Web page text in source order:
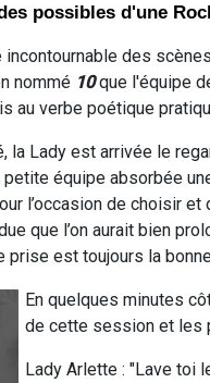
possibles d'une
des
nommé 10que l'équipe
au verbe poétique
la Lady est arrivée le
équipe absorbée
l’occasion de choisir
que l’on aurait bien
prise est toujours la
En quelques minutes
de cette session et les
Lady Arlette : "Lave toi